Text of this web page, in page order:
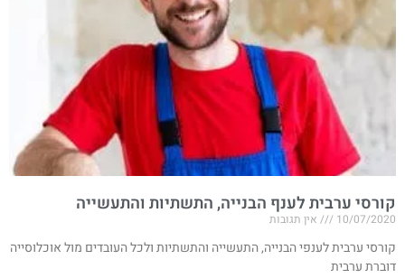
קורסי ערבית לענף הבנייה, התשתיות והתעשייה
10/07/2020 אין תגובות
קורסי ערבית לענפי הבנייה, התעשייה והתשתיות ולכל העובדים מול אוכלוסייה
דוברת ערבית